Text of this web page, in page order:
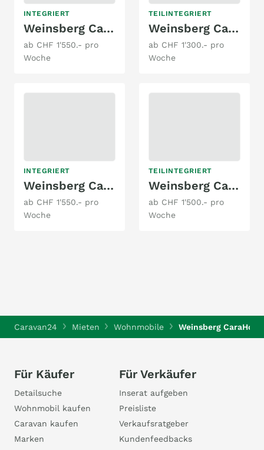
INTEGRIERT
Weinsberg CaraCore 650 MEG
ab CHF 1'550.- pro
Woche
TEILINTEGRIERT
Weinsberg CaraCompact 600 MEG Pepper
ab CHF 1'300.- pro
Woche
INTEGRIERT
Weinsberg CaraCore 700 MEG Light
ab CHF 1'550.- pro
Woche
TEILINTEGRIERT
Weinsberg CaraCompact 640 MEG Edition
ab CHF 1'500.- pro
Woche
Caravan24 Mieten Wohnmobile Weinsberg
Für Käufer
Detailsuche
Wohnmobil kaufen
Caravan kaufen
Marken
Für Verkäufer
Inserat aufgeben
Preisliste
Verkaufsratgeber
Kundenfeedbacks